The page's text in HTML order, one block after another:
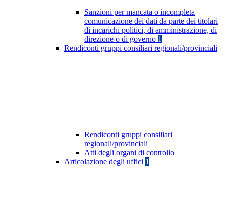
Sanzioni per mancata o incompleta
comunicazione dei dati da parte dei titolari
di incarichi politici, di amministrazione, di
direzione o di governo 1
Rendiconti gruppi consiliari regionali/provinciali
Rendiconti gruppi consiliari
regionali/provinciali
Atti degli organi di controllo
Articolazione degli uffici 1